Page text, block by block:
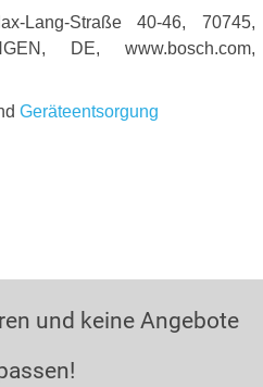
Lang-Straße 40-46, 70745,
DE, www.bosch.com,
Geräteentsorgung
und keine Angebote